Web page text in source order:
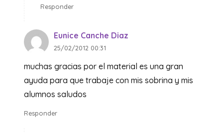
Responder
Eunice Canche Diaz
25/02/2012 00:31
muchas gracias por el material es una gran
ayuda para que trabaje con mis sobrina y mis
alumnos saludos
Responder